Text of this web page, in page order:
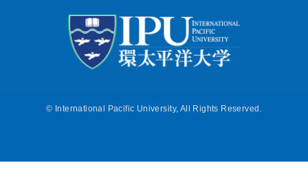
© International Pacific University, All Rights Reserved.